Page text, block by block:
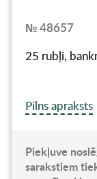
№ 48657
25 rubļi,
Pilns apraksts
Piekļuve
sarakstiem